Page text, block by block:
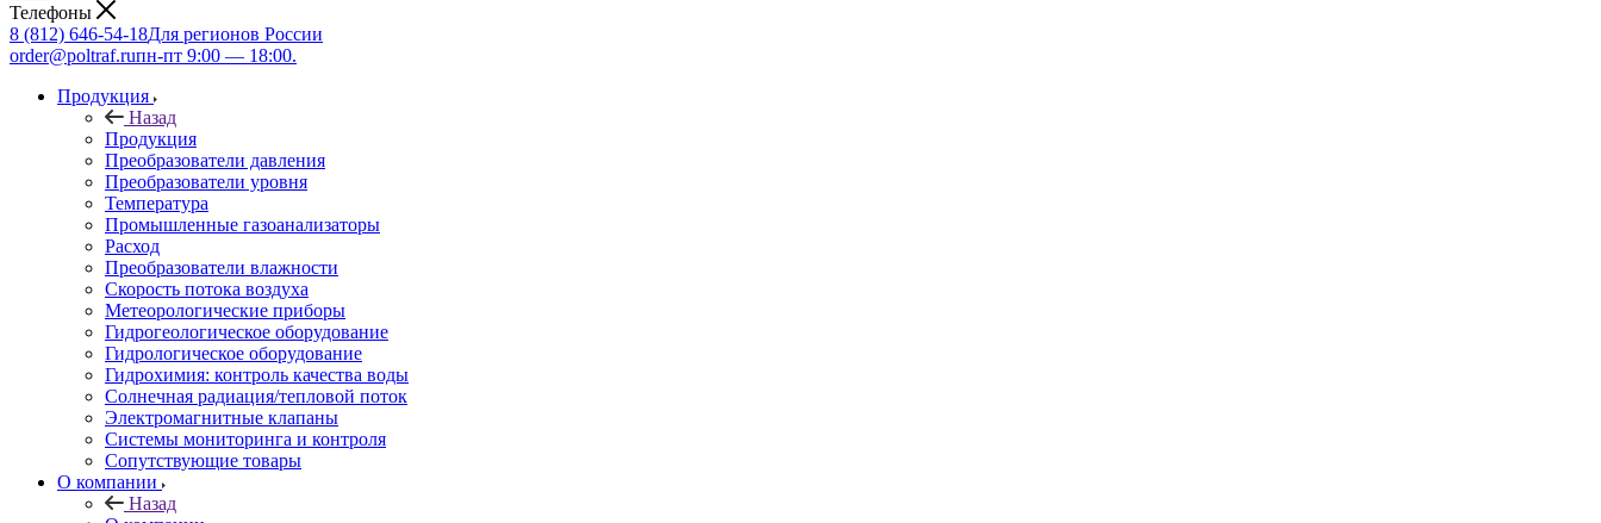
Телефоны
8 (812) 646-54-18Для регионов России
order@poltraf.ruпн-пт 9:00 — 18:00.
Продукция
Назад
Продукция
Преобразователи давления
Преобразователи уровня
Температура
Промышленные газоанализаторы
Расход
Преобразователи влажности
Скорость потока воздуха
Метеорологические приборы
Гидрогеологическое оборудование
Гидрологическое оборудование
Гидрохимия: контроль качества воды
Солнечная радиация/тепловой поток
Электромагнитные клапаны
Системы мониторинга и контроля
Сопутствующие товары
О компании
Назад